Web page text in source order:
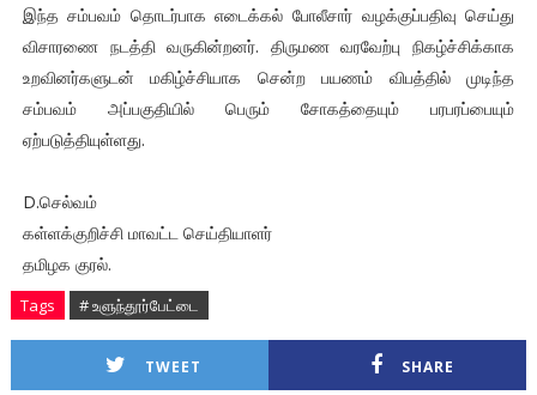
இந்த சம்பவம் தொடர்பாக எடைக்கல் போலீசார் வழக்குப்பதிவு செய்து
விசாரணை நடத்தி வருகின்றனர். திருமண வரவேற்பு நிகழ்ச்சிக்காக
உறவினர்களுடன் மகிழ்ச்சியாக சென்ற பயணம் விபத்தில் முடிந்த
சம்பவம் அப்பகுதியில் பெரும் சோகத்தையும் பரபரப்பையும்
ஏற்படுத்தியுள்ளது.
D.செல்வம்
கள்ளக்குறிச்சி மாவட்ட செய்தியாளர்
தமிழக குரல்.
Tags # உளுந்தூர்பேட்டை
TWEET SHARE